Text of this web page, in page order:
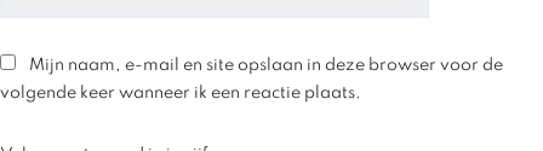
Mijn naam, e-mail en site opslaan in deze browser voor de
volgende keer wanneer ik een reactie plaats.